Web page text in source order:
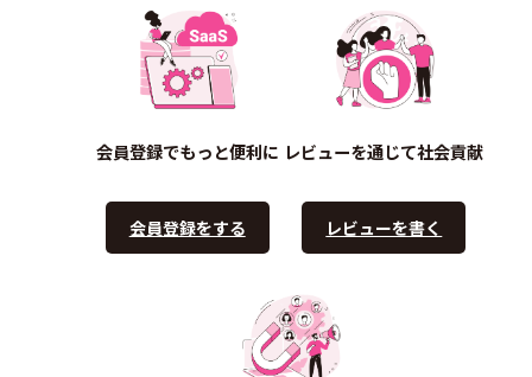
会員登録でもっと便利に
会員登録をする
レビューを通じて社会貢献
レビューを書く